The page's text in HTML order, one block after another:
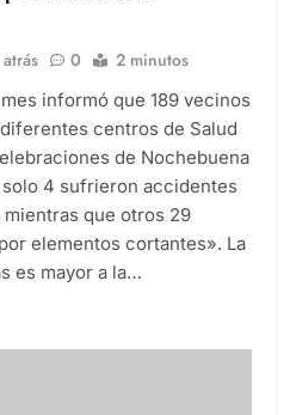
0 2 minutos
informó que 189 vecinos
centros de Salud
de Nochebuena
4 sufrieron accidentes
que otros 29
elementos cortantes». La
es mayor a la…